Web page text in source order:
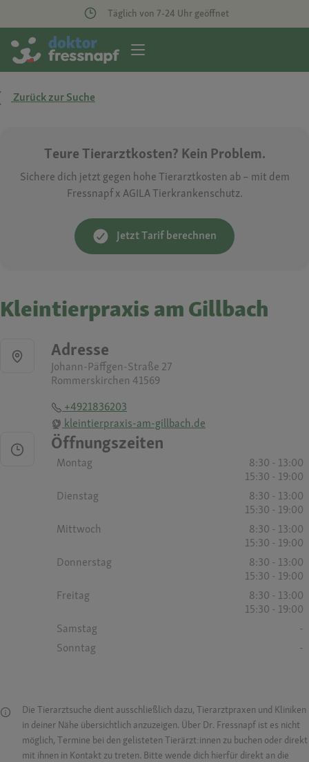
Täglich von 7-24 Uhr geöffnet
Zurück zur Suche
Teure Tierarztkosten? Kein Problem.
Sichere dich jetzt gegen hohe Tierarztkosten ab – mit dem
Fressnapf x AGILA Tierkrankenschutz.
Jetzt Tarif berechnen
Kleintierpraxis am Gillbach
Adresse
Johann-Päffgen-Straße 27
Rommerskirchen 41569
+4921836203
kleintierpraxis-am-gillbach.de
Öffnungszeiten
Montag
8:30 - 13:00
15:30 - 19:00
Dienstag
8:30 - 13:00
15:30 - 19:00
Mittwoch
8:30 - 13:00
15:30 - 19:00
Donnerstag
8:30 - 13:00
15:30 - 19:00
Freitag
8:30 - 13:00
15:30 - 19:00
Samstag
-
Sonntag
-
Die Tierarztsuche dient ausschließlich dazu, Tierarztpraxen und Kliniken
in deiner Nähe übersichtlich anzuzeigen. Über Dr. Fressnapf ist es nicht
möglich, Termine bei den gelisteten Tierärzt:innen zu buchen oder direkt
mit ihnen in Kontakt zu treten. Bitte wende dich hierfür direkt an die